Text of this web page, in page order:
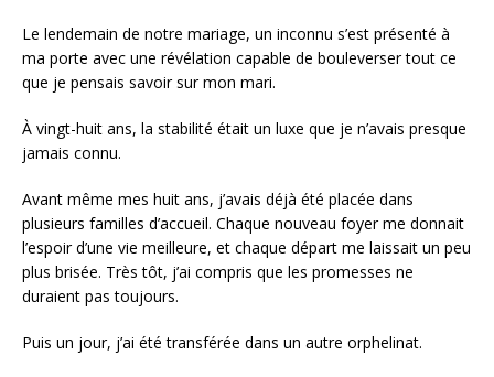
Le lendemain de notre mariage, un inconnu s’est présenté à
ma porte avec une révélation capable de bouleverser tout ce
que je pensais savoir sur mon mari.
À vingt-huit ans, la stabilité était un luxe que je n’avais presque
jamais connu.
Avant même mes huit ans, j’avais déjà été placée dans
plusieurs familles d’accueil. Chaque nouveau foyer me donnait
l’espoir d’une vie meilleure, et chaque départ me laissait un peu
plus brisée. Très tôt, j’ai compris que les promesses ne
duraient pas toujours.
Puis un jour, j’ai été transférée dans un autre orphelinat.